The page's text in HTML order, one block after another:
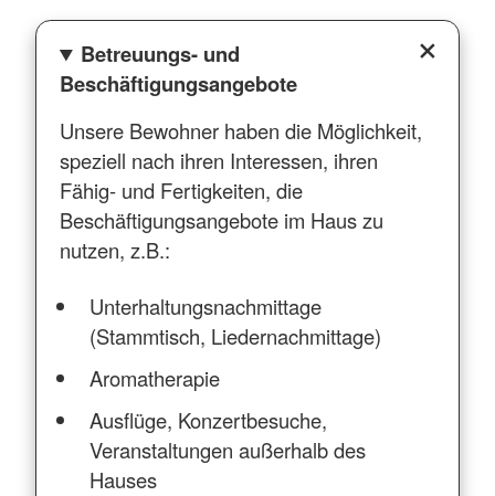
Betreuungs- und
Beschäftigungsangebote
Unsere Bewohner haben die Möglichkeit,
speziell nach ihren Interessen, ihren
Fähig- und Fertigkeiten, die
Beschäftigungsangebote im Haus zu
nutzen, z.B.:
Unterhaltungsnachmittage
(Stammtisch, Liedernachmittage)
Aromatherapie
Ausflüge, Konzertbesuche,
Veranstaltungen außerhalb des
Hauses